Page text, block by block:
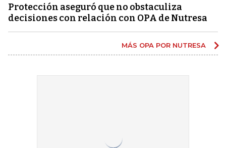
Protección aseguró que no obstaculiza
decisiones con relación con OPA de Nutresa
MÁS OPA POR NUTRESA